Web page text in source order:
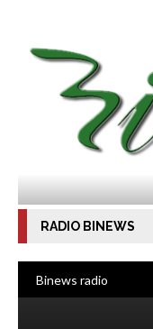
RADIO BINEWS